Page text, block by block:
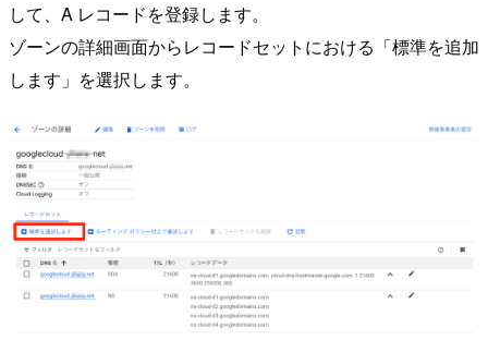
して、A レコードを登録します。
ゾーンの詳細画面からレコードセットにおける「標準を追加
します」を選択します。